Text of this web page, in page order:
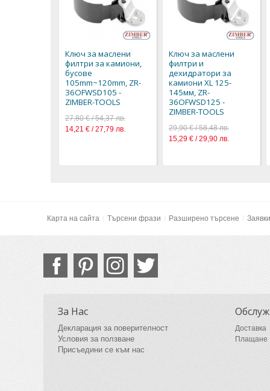
Ключ за маслени
филтри за камиони,
бусове
105mm~120mm, ZR-
36OFWSD105 -
ZIMBER-TOOLS
27,80 € / 54,37 лв.
14,21 € / 27,79 лв.
Ключ за маслени
филтри и
дехидратори за
камиони XL 125-
145мм, ZR-
36OFWSD125 -
ZIMBER-TOOLS
29,90 € / 58,48 лв.
15,29 € / 29,90 лв.
Карта на сайта Търсени фрази Разширено търсене
За Нас
Декларация за поверителност
Условия за ползване
Присъедини се към нас
Доставка
Плащане